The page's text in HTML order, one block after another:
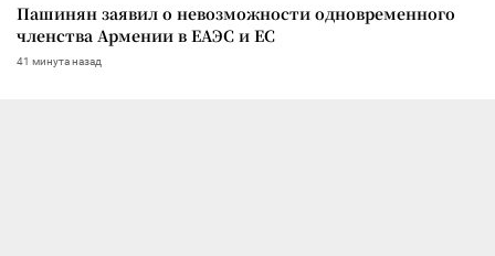
Пашинян заявил о невозможности одновременного
членства Армении в ЕАЭС и ЕС
41 минута назад